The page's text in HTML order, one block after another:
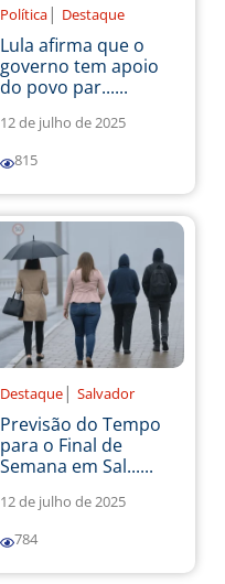
Política | Destaque
Lula afirma que o
governo tem apoio
do povo par......
12 de julho de 2025
815
Destaque | Salvador
Previsão do Tempo
para o Final de
Semana em Sal......
12 de julho de 2025
784